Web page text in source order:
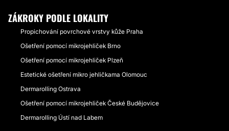
ZÁKROKY PODLE LOKALITY
Propichování povrchové vrstvy kůže Praha
Ošetření pomocí mikrojehliček Brno
Ošetření pomocí mikrojehliček Plzeň
Estetické ošetření mikro jehličkama Olomouc
Dermarolling Ostrava
Ošetření pomocí mikrojehliček České Budějovice
Dermarolling Ústí nad Labem